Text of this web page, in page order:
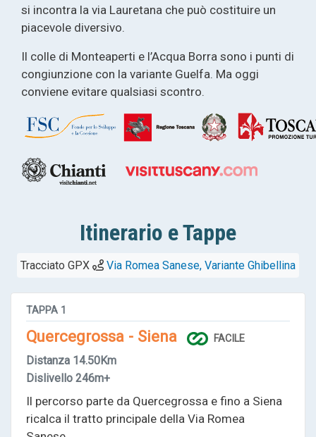
si incontra la via Lauretana che può costituire un
piacevole diversivo.
Il colle di Monteaperti e l’Acqua Borra sono i punti di
congiunzione con la variante Guelfa. Ma oggi
conviene evitare qualsiasi scontro.
Itinerario e Tappe
Tracciato GPX Via Romea Sanese, Variante Ghibellina
TAPPA 1
Quercegrossa - Siena FACILE
Distanza 14.50Km
Dislivello 246m+
Il percorso parte da Quercegrossa e fino a Siena
ricalca il tratto principale della Via Romea